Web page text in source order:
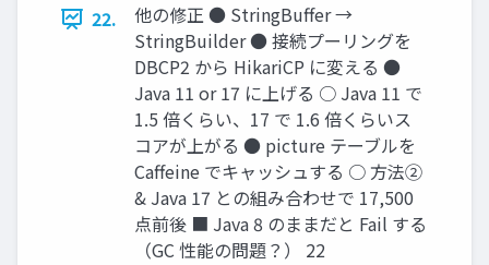
22.
他の修正 ● StringBuffer →
StringBuilder ● 接続プーリングを
DBCP2 から HikariCP に変える ●
Java 11 or 17 に上げる ○ Java 11 で
1.5 倍くらい、17 で 1.6 倍くらいス
コアが上がる ● picture テーブルを
Caﬀeine でキャッシュする ○ 方法②
& Java 17 との組み合わせで 17,500
点前後 ■ Java 8 のままだと Fail する
（GC 性能の問題？） 22